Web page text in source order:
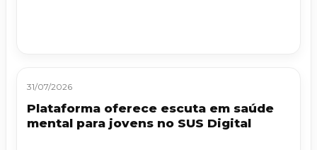
31/07/2026
Plataforma oferece escuta em saúde
mental para jovens no SUS Digital